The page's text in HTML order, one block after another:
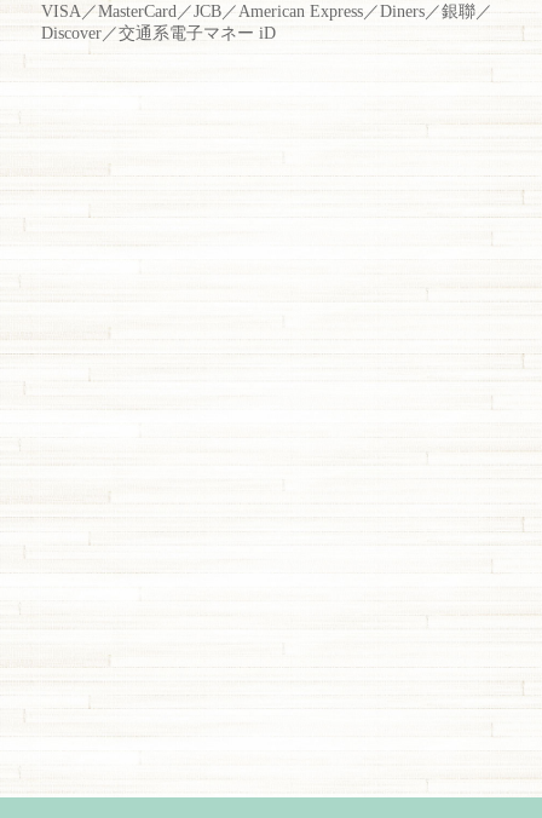
VISA／MasterCard／JCB／American Express／Diners／銀聯／
Discover／交通系電子マネー iD